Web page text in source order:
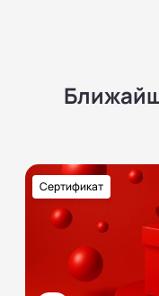
Сертификат